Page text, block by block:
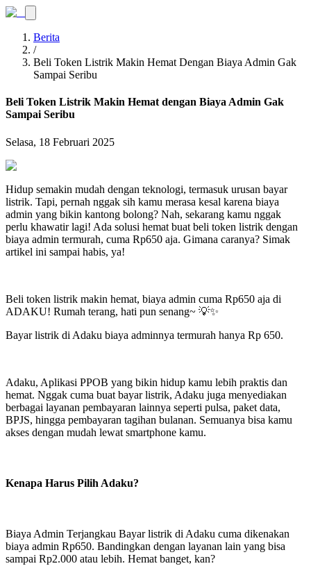
Berita
/
Beli Token Listrik Makin Hemat Dengan Biaya Admin Gak
Sampai Seribu
Beli Token Listrik Makin Hemat dengan Biaya Admin Gak
Sampai Seribu
Selasa, 18 Februari 2025
Hidup semakin mudah dengan teknologi, termasuk urusan bayar
listrik. Tapi, pernah nggak sih kamu merasa kesal karena biaya
admin yang bikin kantong bolong? Nah, sekarang kamu nggak
perlu khawatir lagi! Ada solusi hemat buat beli token listrik dengan
biaya admin termurah, cuma Rp650 aja. Gimana caranya? Simak
artikel ini sampai habis, ya!
Beli token listrik makin hemat, biaya admin cuma Rp650 aja di
ADAKU! Rumah terang, hati pun senang~ 💡✨
Bayar listrik di Adaku biaya adminnya termurah hanya Rp 650.
Adaku, Aplikasi PPOB yang bikin hidup kamu lebih praktis dan
hemat. Nggak cuma buat bayar listrik, Adaku juga menyediakan
berbagai layanan pembayaran lainnya seperti pulsa, paket data,
BPJS, hingga pembayaran tagihan bulanan. Semuanya bisa kamu
akses dengan mudah lewat smartphone kamu.
Kenapa Harus Pilih Adaku?
Biaya Admin Terjangkau Bayar listrik di Adaku cuma dikenakan
biaya admin Rp650. Bandingkan dengan layanan lain yang bisa
sampai Rp2.000 atau lebih. Hemat banget, kan?